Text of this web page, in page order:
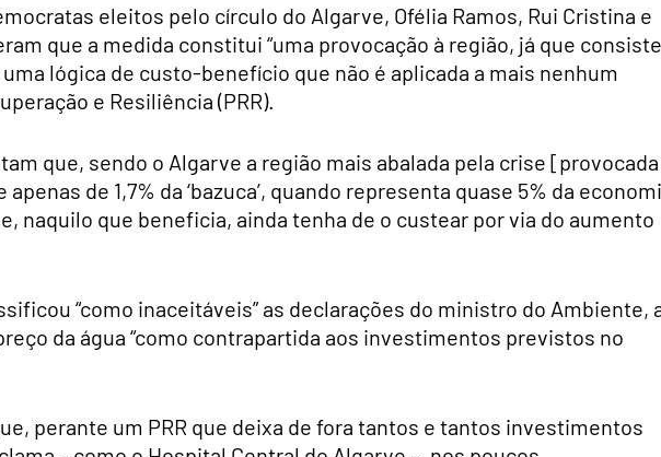
eleitos pelo círculo do Algarve, Ofélia Ramos, Rui Cristina e
que a medida constitui “uma provocação à região, já que consiste
lógica de custo-benefício que não é aplicada a mais nenhum
e Resiliência (PRR).
que, sendo o Algarve a região mais abalada pela crise [provocada
de 1,7% da ‘bazuca’, quando representa quase 5% da
naquilo que beneficia, ainda tenha de o custear por via do aumento
“como inaceitáveis” as declarações do ministro do Ambiente,
da água “como contrapartida aos investimentos previstos no
perante um PRR que deixa de fora tantos e tantos investimentos